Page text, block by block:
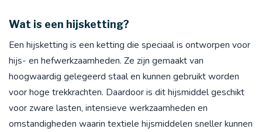
Wat is een hijsketting?
Een hijsketting is een ketting die speciaal is ontworpen voor
hijs- en hefwerkzaamheden. Ze zijn gemaakt van
hoogwaardig gelegeerd staal en kunnen gebruikt worden
voor hoge trekkrachten. Daardoor is dit hijsmiddel geschikt
voor zware lasten, intensieve werkzaamheden en
omstandigheden waarin textiele hijsmiddelen sneller kunnen